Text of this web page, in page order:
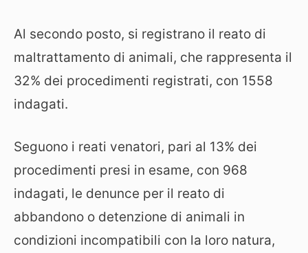
Al secondo posto, si registrano il reato di
maltrattamento di animali, che rappresenta il
32% dei procedimenti registrati, con 1558
indagati.
Seguono i reati venatori, pari al 13% dei
procedimenti presi in esame, con 968
indagati, le denunce per il reato di
abbandono o detenzione di animali in
condizioni incompatibili con la loro natura,